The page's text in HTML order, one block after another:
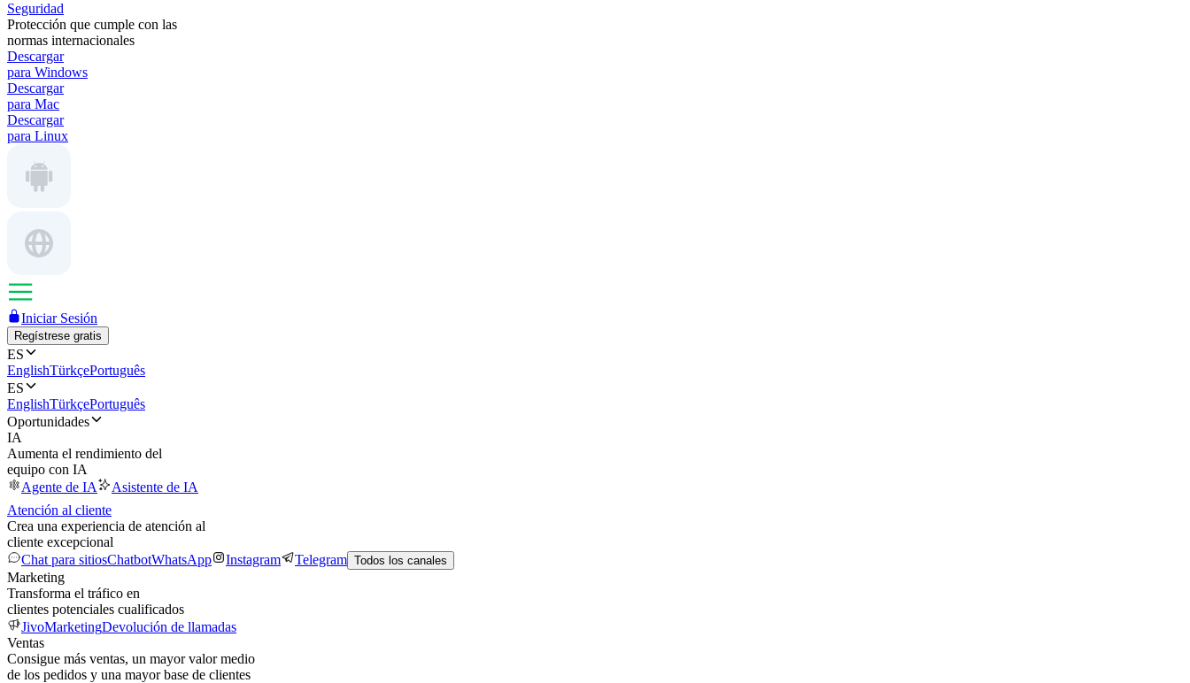
Seguridad
Protección que cumple con las
normas internacionales
Descargar
para Windows
Descargar
para Mac
Descargar
para Linux
Iniciar Sesión
Regístrese gratis
ES
EnglishTürkçePortuguês
ES
EnglishTürkçePortuguês
Oportunidades
IA
Aumenta el rendimiento del
equipo con IA
Agente de IA
Asistente de IA
Atención al cliente
Crea una experiencia de atención al
cliente excepcional
Chat para sitiosChatbotWhatsApp Instagram Telegram Todos los canales
Marketing
Transforma el tráfico en
clientes potenciales cualificados
JivoMarketingDevolución de llamadas
Ventas
Consigue más ventas, un mayor valor medio
de los pedidos y una mayor base de clientes